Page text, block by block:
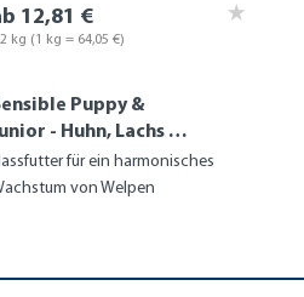
Puppy &
- Huhn, Lachs &
für ein harmonisches
von Welpen
12,81 €
kg (1 kg = 64,05 €)